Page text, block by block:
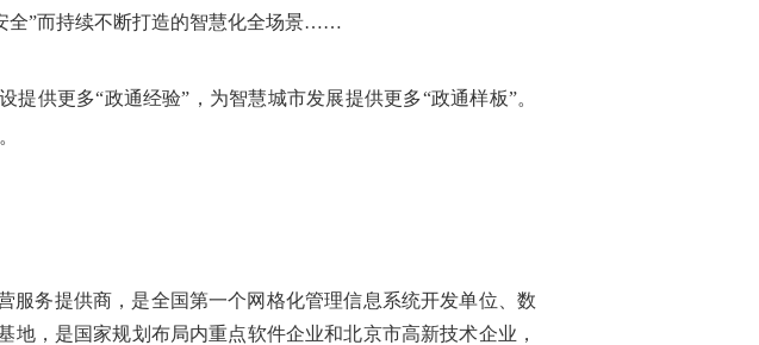
全”而持续不断打造的智慧化全场景……
供更多“政通经验”，为智慧城市发展提供更多“政通样板”。
服务提供商，是全国第一个网格化管理信息系统开发单位、数
，是国家规划布局内重点软件企业和北京市高新技术企业，